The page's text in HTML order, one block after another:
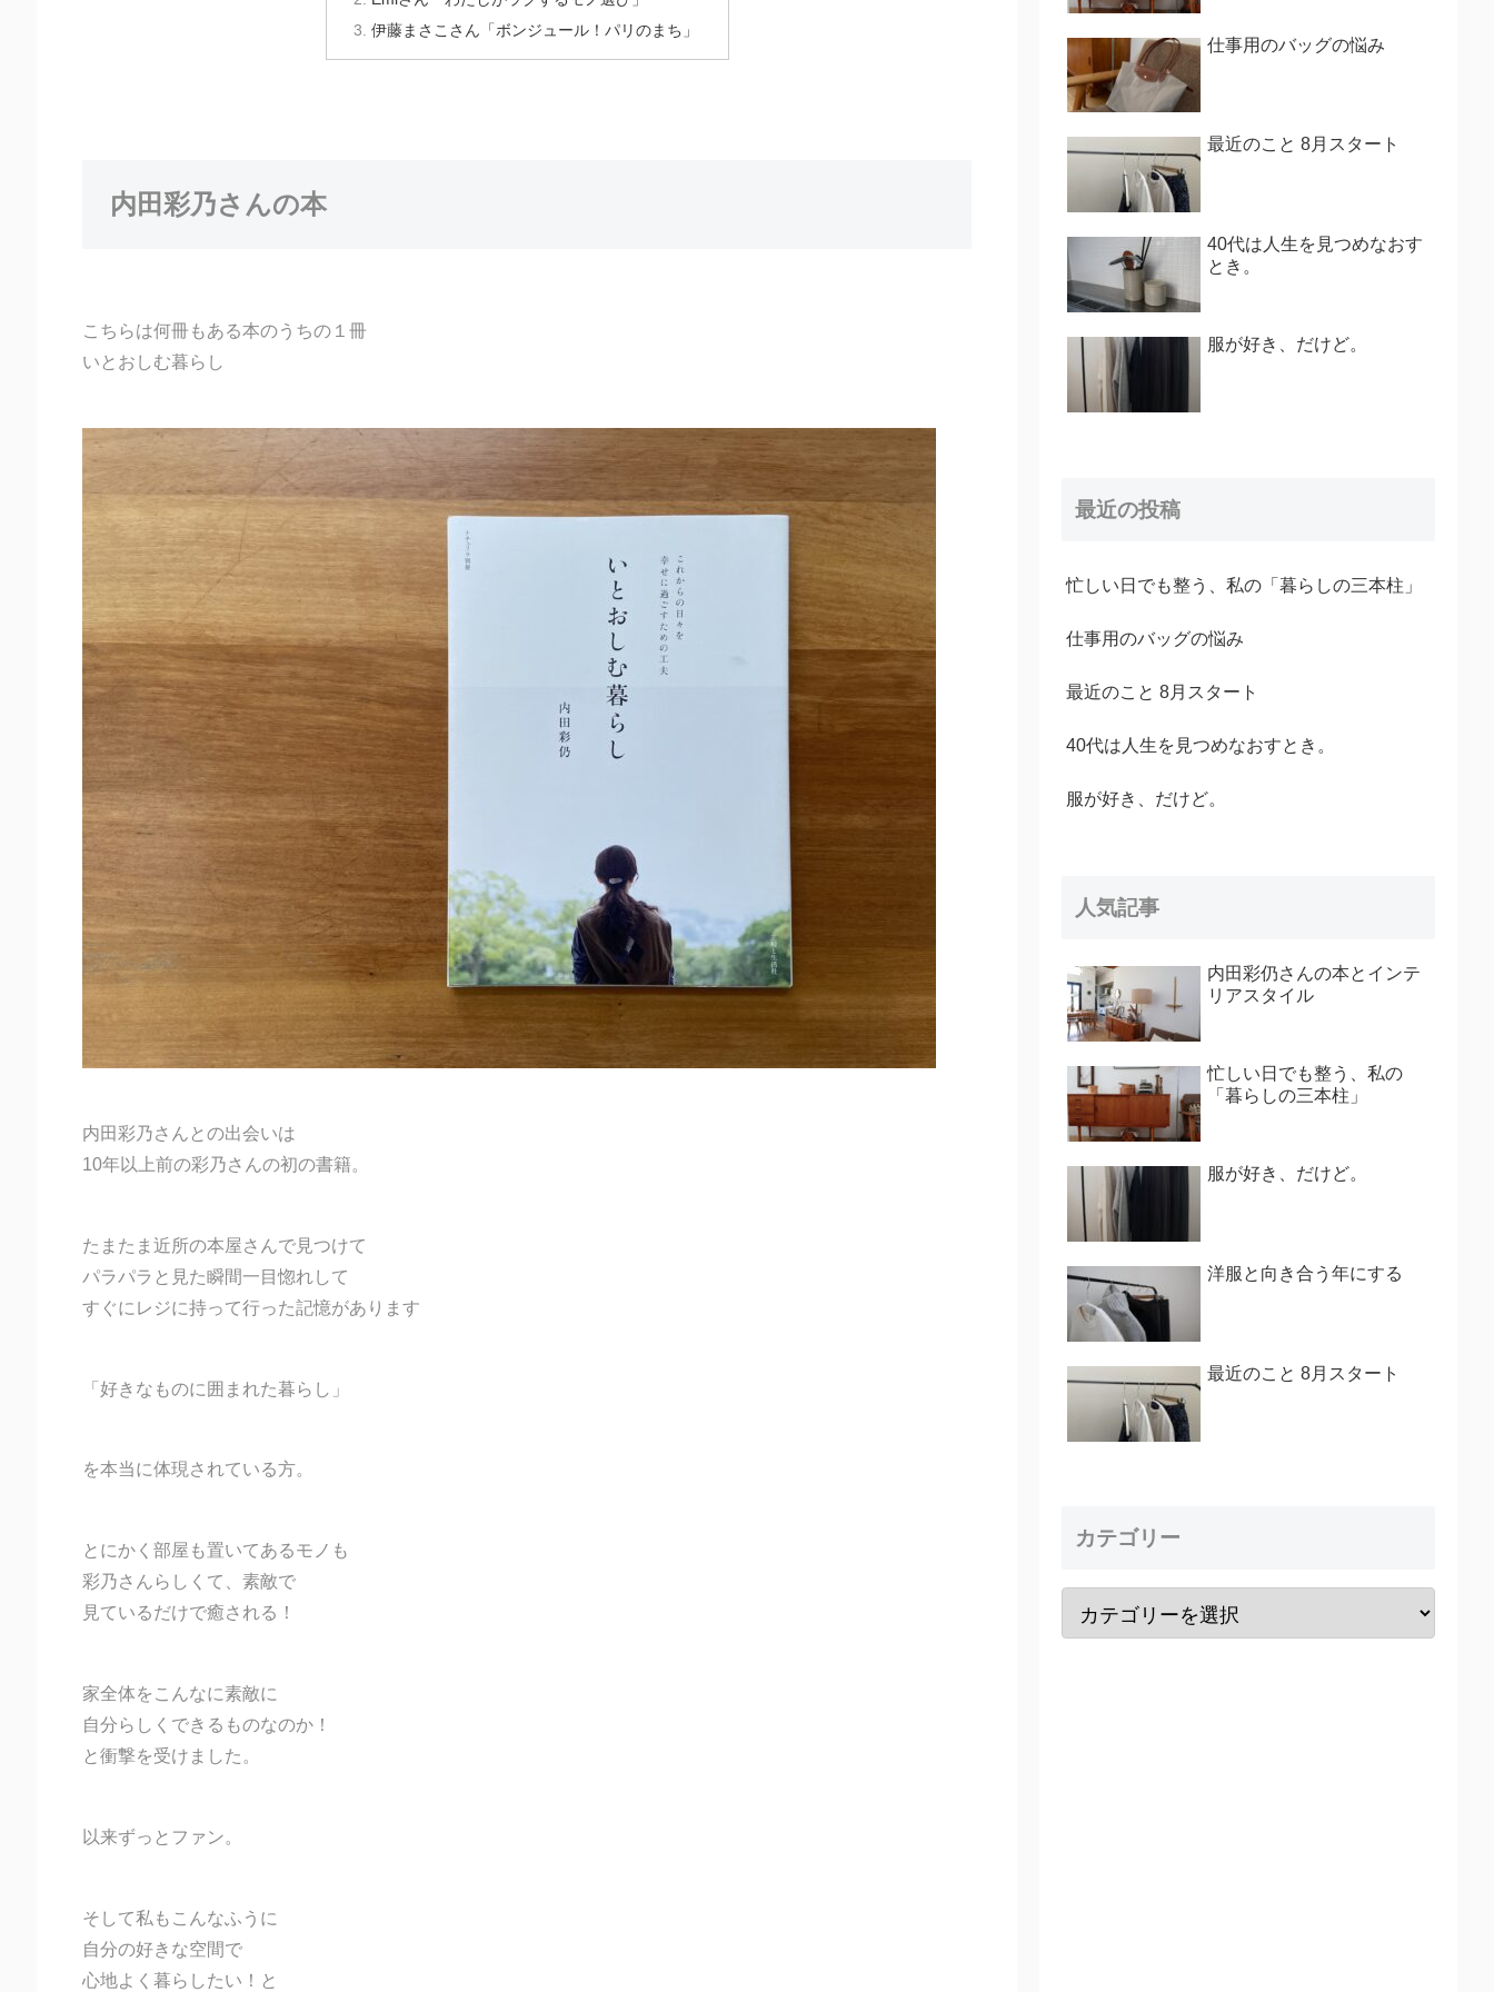
伊藤まさこさん「ボンジュール！パリのまち」
内田彩乃さんの本
こちらは何冊もある本のうちの１冊
いとおしむ暮らし
内田彩乃さんとの出会いは
10年以上前の彩乃さんの初の書籍。
たまたま近所の本屋さんで見つけて
パラパラと見た瞬間一目惚れして
すぐにレジに持って行った記憶があります
「好きなものに囲まれた暮らし」
を本当に体現されている方。
とにかく部屋も置いてあるモノも
彩乃さんらしくて、素敵で
見ているだけで癒される！
家全体をこんなに素敵に
自分らしくできるものなのか！
と衝撃を受けました。
以来ずっとファン。
そして私もこんなふうに
自分の好きな空間で
心地よく暮らしたい！と
仕事用のバッグの悩み
最近のこと 8月スタート
40代は人生を見つめなおす
とき。
服が好き、だけど。
最近の投稿
忙しい日でも整う、私の「暮らしの三本柱」
仕事用のバッグの悩み
最近のこと 8月スタート
40代は人生を見つめなおすとき。
服が好き、だけど。
人気記事
内田彩仍さんの本とインテ
リアスタイル
忙しい日でも整う、私の
「暮らしの三本柱」
服が好き、だけど。
洋服と向き合う年にする
最近のこと 8月スタート
カテゴリー